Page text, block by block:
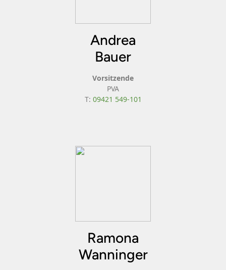
Andrea
Bauer
Vorsitzende
PVA
T: 09421 549-101
Ramona
Wanninger